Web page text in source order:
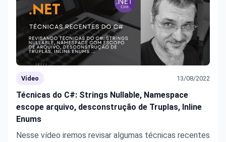
Vídeo 13/08/2022
Técnicas do C#: Strings Nullable, Namespace
escope arquivo, desconstrução de Truplas, Inline
Enums
Nesse vídeo iremos revisar algumas técnicas recentes